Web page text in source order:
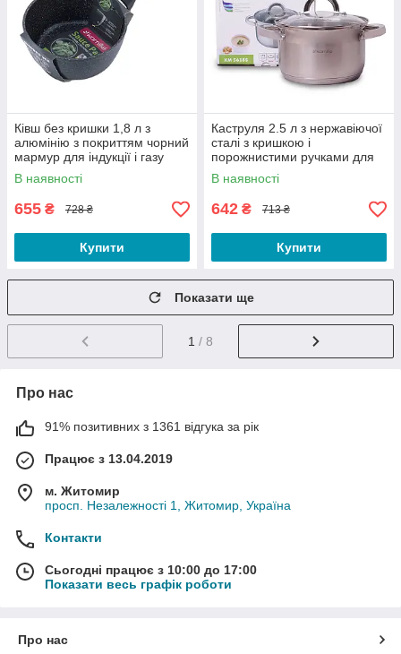
Ківш без кришки 1,8 л з
алюмінію з покриттям чорний
мармур для індукції і газу
KM-5380MR
В наявності
655 ₴ 728 ₴
Купити
Каструля 2.5 л з нержавіючої
сталі з кришкою і
порожнистими ручками для
індукції
В наявності
642 ₴ 713 ₴
Купити
Показати ще
1 / 8
Про нас
91% позитивних з 1361 відгука за рік
Працює з 13.04.2019
м. Житомир
просп. Незалежності 1, Житомир, Україна
Контакти
Сьогодні працює з 10:00 до 17:00
Показати весь графік роботи
Про нас